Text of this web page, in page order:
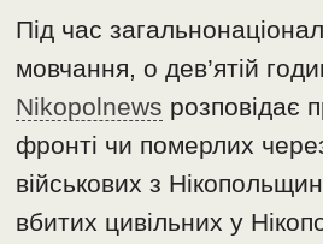
Під час
мовчання, о дев’ятій
Nikopolnews розповідає
фронті чи померлих
військових з
вбитих цивільних у